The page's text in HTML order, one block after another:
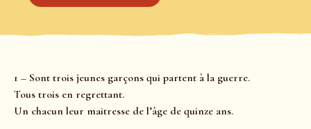
1 – Sont trois jeunes garçons qui partent à la guerre.
Tous trois en regrettant.
Un chacun leur maitresse de l’âge de quinze ans.